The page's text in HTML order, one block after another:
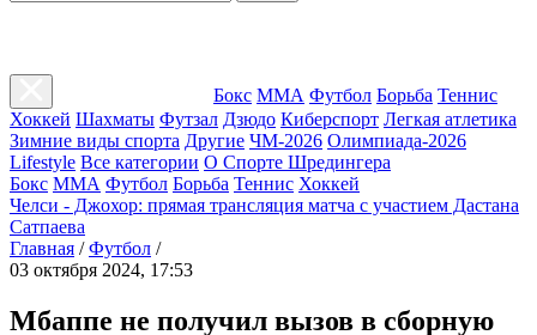
Бокс ММА Футбол Борьба Теннис
Хоккей Шахматы Футзал Дзюдо Киберспорт Легкая атлетика
Зимние виды спорта Другие ЧМ-2026 Олимпиада-2026
Lifestyle Все категории О Спорте Шредингера
Бокс ММА Футбол Борьба Теннис Хоккей
Челси - Джохор: прямая трансляция матча с участием Дастана
Сатпаева
Главная / Футбол /
03 октября 2024, 17:53
Мбаппе не получил вызов в сборную